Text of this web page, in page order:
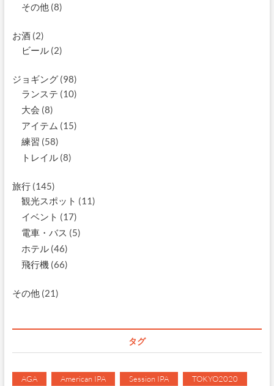
その他(8)
お酒(2)
ビール(2)
ジョギング(98)
ランステ (10)
大会 (8)
アイテム (15)
練習 (58)
トレイル(8)
旅行(145)
観光スポット (11)
イベント (17)
電車・バス (5)
ホテル(46)
飛行機(66)
その他(21)
タグ
AGA American IPA Session IPA TOKYO2020